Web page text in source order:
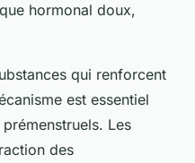
hormonal doux,
qui renforcent
est essentiel
Les
des